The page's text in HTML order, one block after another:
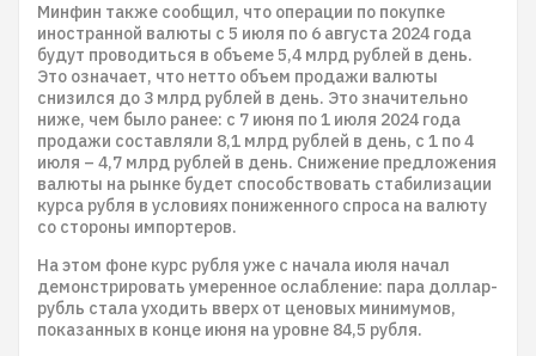
Минфин также сообщил, что операции по покупке
иностранной валюты с 5 июля по 6 августа 2024 года
будут проводиться в объеме 5,4 млрд рублей в день.
Это означает, что нетто объем продажи валюты
снизился до 3 млрд рублей в день. Это значительно
ниже, чем было ранее: с 7 июня по 1 июля 2024 года
продажи составляли 8,1 млрд рублей в день, с 1 по 4
июля – 4,7 млрд рублей в день. Снижение предложения
валюты на рынке будет способствовать стабилизации
курса рубля в условиях пониженного спроса на валюту
со стороны импортеров.
На этом фоне курс рубля уже с начала июля начал
демонстрировать умеренное ослабление: пара доллар-
рубль стала уходить вверх от ценовых минимумов,
показанных в конце июня на уровне 84,5 рубля.